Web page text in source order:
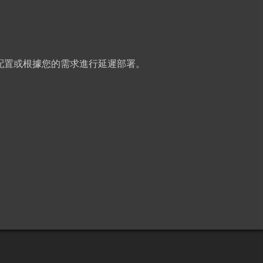
或根據您的需求進行延遲部署。